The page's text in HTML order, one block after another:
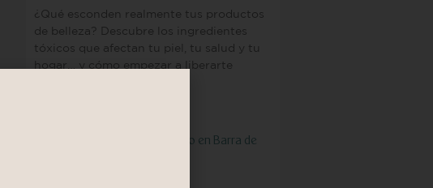
¿Qué esconden realmente tus productos
de belleza? Descubre los ingredientes
tóxicos que afectan tu piel, tu salud y tu
hogar… y cómo empezar a liberarte
¡Crea tu propio Rubor Cremoso en Barra de